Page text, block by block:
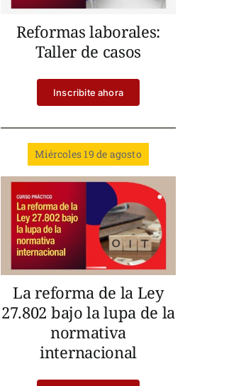
Reformas laborales:
Taller de casos
Inscribite ahora
Miércoles 19 de agosto
La reforma de la Ley
27.802 bajo la lupa de la
normativa
internacional